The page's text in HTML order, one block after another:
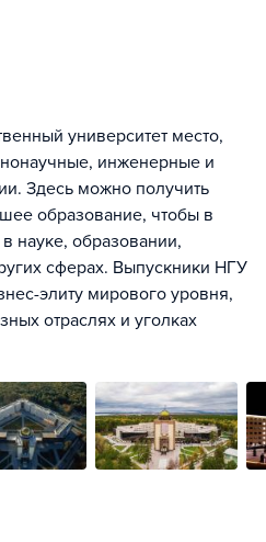
университет место,
инженерные и
Здесь можно получить
образование, чтобы в
науке, образовании,
сферах. Выпускники НГУ
элиту мирового уровня,
отраслях и уголках